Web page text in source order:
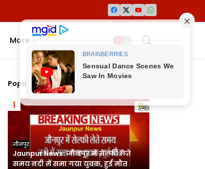
More
Popular Posts
जौनपुर
Jaunpur News: जौनपुर में सेल्फी लेते
समय नदी में समा गया युवक, हुई मौत